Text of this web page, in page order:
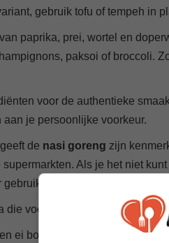
gebruik tofu of tempeh in
paprika, prei, wortel en
paksoi of broccoli.
voor de authentieke
je persoonlijke voorkeur.
de nasi goreng zijn
Als je het niet
die voor extra pit zorgt. Je kunt
ei bovenop maakt het gerecht